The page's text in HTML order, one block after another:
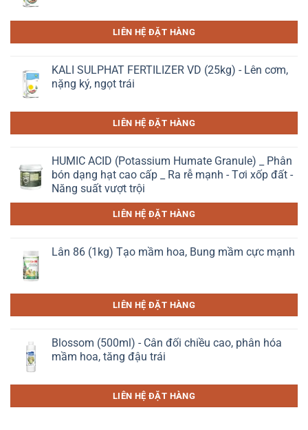
LIÊN HỆ ĐẶT HÀNG
KALI SULPHAT FERTILIZER VD (25kg) - Lên cơm,
nặng ký, ngọt trái
LIÊN HỆ ĐẶT HÀNG
HUMIC ACID (Potassium Humate Granule) _ Phân
bón dạng hạt cao cấp _ Ra rễ mạnh - Tơi xốp đất -
Năng suất vượt trội
LIÊN HỆ ĐẶT HÀNG
Lân 86 (1kg) Tạo mầm hoa, Bung mầm cực mạnh
LIÊN HỆ ĐẶT HÀNG
Blossom (500ml) - Cân đối chiều cao, phân hóa
mầm hoa, tăng đậu trái
LIÊN HỆ ĐẶT HÀNG